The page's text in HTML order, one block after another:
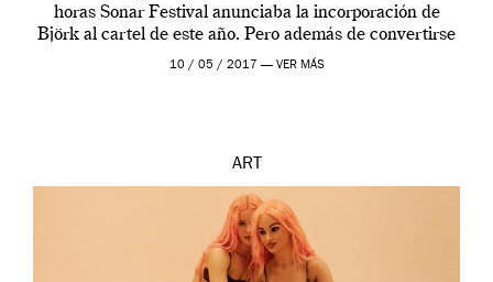
horas Sonar Festival anunciaba la incorporación de
Björk al cartel de este año. Pero además de convertirse
en una de las actuaciones más relevantes […]
10 / 05 / 2017 — VER MÁS
ART